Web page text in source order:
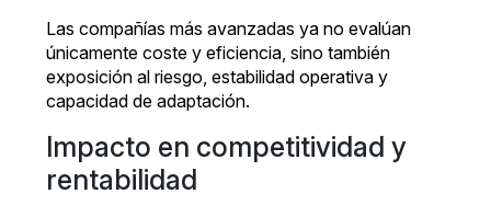
Las compañías más avanzadas ya no evalúan
únicamente coste y eficiencia, sino también
exposición al riesgo, estabilidad operativa y
capacidad de adaptación.
Impacto en competitividad y
rentabilidad